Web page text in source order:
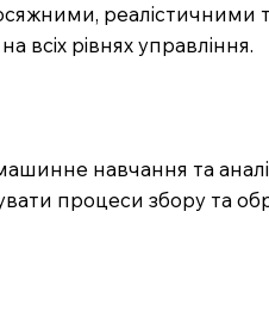
реалістичними
всіх рівнях управління.
машинне навчання та
процеси збору та